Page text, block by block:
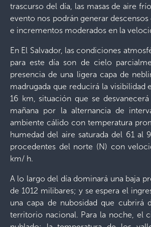
trascurso del día, las masas de aire
evento nos podrán generar
e incrementos moderados en la
En El Salvador, las condiciones
para este día son de cielo
presencia de una ligera capa de
madrugada que reducirá la visibilidad
16 km, situación que se
mañana por la alternancia de
ambiente cálido con temperatura
humedad del aire saturada del 61 al
procedentes del norte (N) con
km/ h.
A lo largo del día dominará una baja
de 1012 milibares; y se espera el
una capa de nubosidad que cubrirá
territorio nacional. Para la noche, el